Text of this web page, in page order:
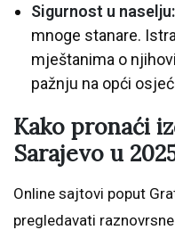
Sigurnost u naselju:
mnoge stanare.
mještanima o
pažnju na opći
Kako pronaći
Sarajevo u
Online sajtovi poput
pregledavati